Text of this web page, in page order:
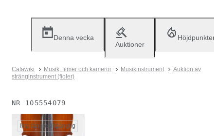
Denna vecka
Auktioner
Höjdpunkter
Catawiki Musik, filmer och kameror Musikinstrument
Auktion av
stränginstrument (fioler)
NR 105554079
Inte längre tillgänglig